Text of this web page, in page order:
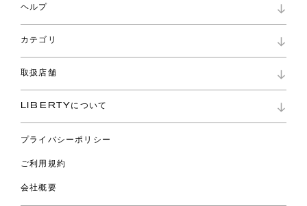
ロイヤリティプログラム
パスワード再設定
ショッピングバッグ
ヘルプ
お問い合わせ
よくあるご質問
ご利用ガイド
カテゴリ
コレクション
ファブリックス
バッグ
ウェア
ライフスタイル
スペシャル
取扱店舗
リバティ・ファブリックス
LIBERTYについて
プライバシーポリシー
ご利用規約
会社概要